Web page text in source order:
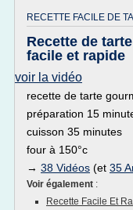
RECETTE FACILE DE
Recette de
facile et rapide
voir la vidéo
recette de tarte
préparation 15
cuisson 35 minutes
four à 150°c
→ 38 Vidéos (et 35
Voir également :
Recette Facile Et